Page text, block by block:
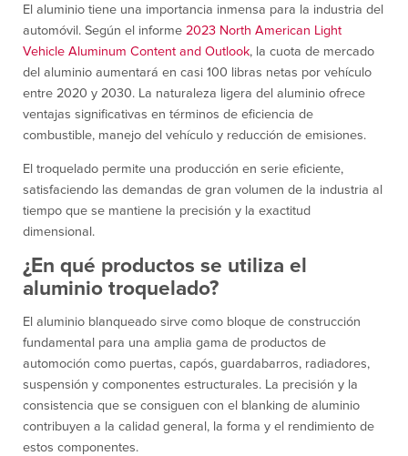
El aluminio tiene una importancia inmensa para la industria del
automóvil. Según el informe2023 North American Light
Vehicle Aluminum Content and Outlook, la cuota de mercado
del aluminio aumentará en casi 100 libras netas por vehículo
entre 2020 y 2030. La naturaleza ligera del aluminio ofrece
ventajas significativas en términos de eficiencia de
combustible, manejo del vehículo y reducción de emisiones.
El troquelado permite una producción en serie eficiente,
satisfaciendo las demandas de gran volumen de la industria al
tiempo que se mantiene la precisión y la exactitud
dimensional.
¿En qué productos se utiliza el
aluminio troquelado?
El aluminio blanqueado sirve como bloque de construcción
fundamental para una amplia gama de productos de
automoción como puertas, capós, guardabarros, radiadores,
suspensión y componentes estructurales. La precisión y la
consistencia que se consiguen con el blanking de aluminio
contribuyen a la calidad general, la forma y el rendimiento de
estos componentes.